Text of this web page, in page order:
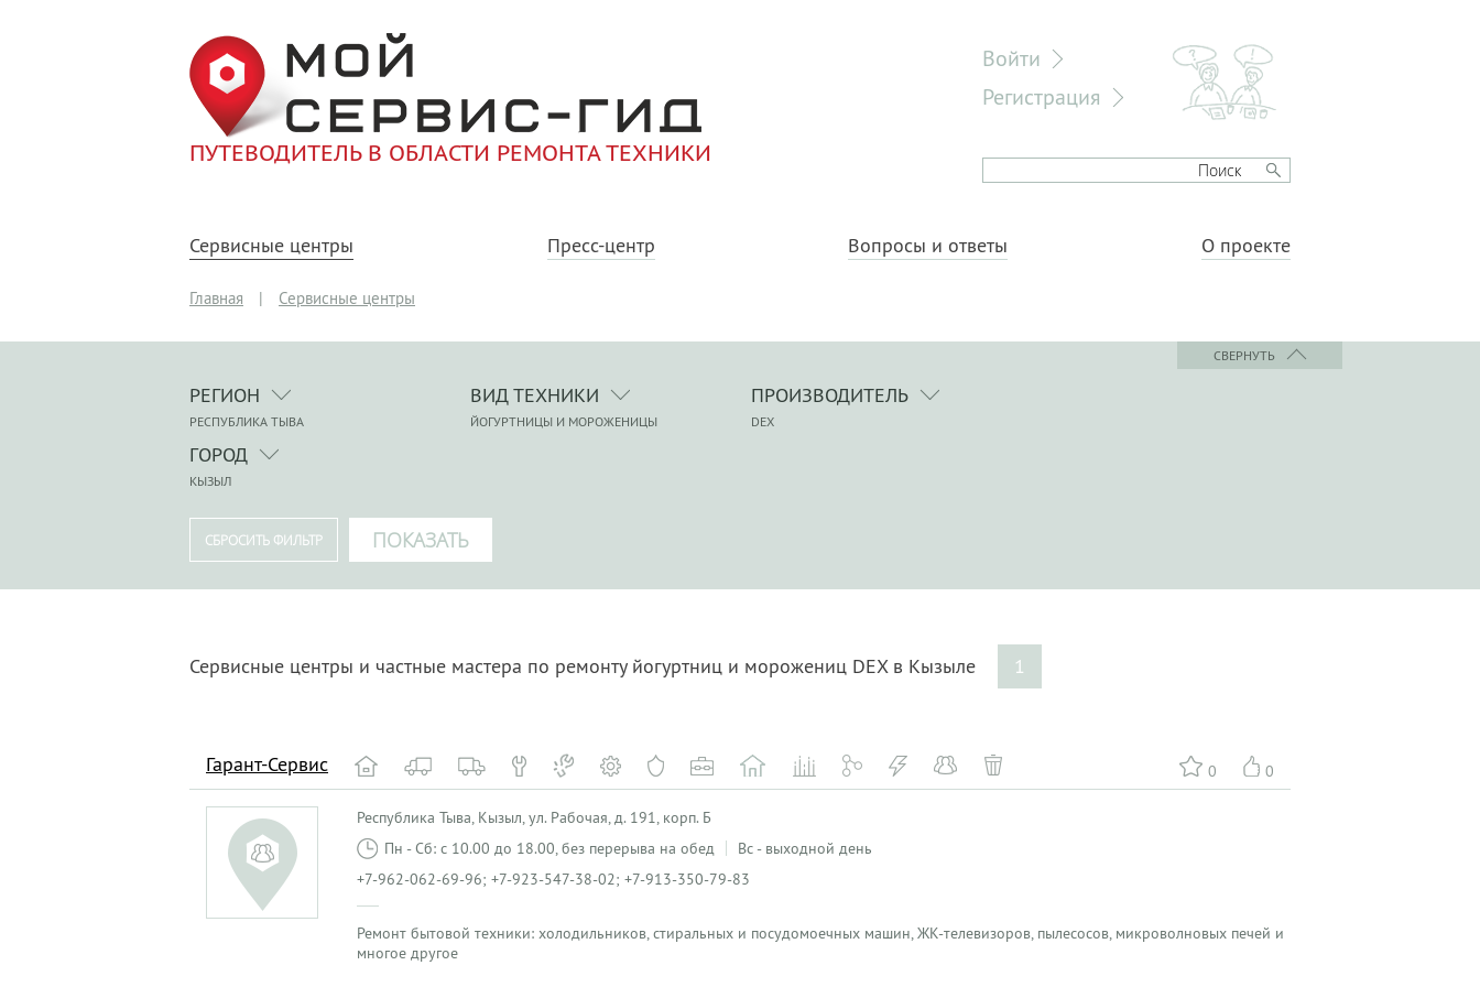
ПУТЕВОДИТЕЛЬ В ОБЛАСТИ РЕМОНТА ТЕХНИКИ
Войти
Регистрация
Сервисные центры Пресс-центр Вопросы и ответы О проекте
Главная | Сервисные центры
СВЕРНУТЬ
РЕГИОН
РЕСПУБЛИКА ТЫВА
ВИД ТЕХНИКИ
ЙОГУРТНИЦЫ И МОРОЖЕНИЦЫ
ПРОИЗВОДИТЕЛЬ
DEX
ГОРОД
КЫЗЫЛ
Сервисные центры и частные мастера по ремонту йогуртниц и морожениц DEX в Кызыле 1
0 0
Гарант-Сервис
Республика Тыва, Кызыл, ул. Рабочая, д. 191, корп. Б
Пн - Сб: с 10.00 до 18.00, без перерыва на обед
Вс - выходной день
+7-962-062-69-96; +7-923-547-38-02; +7-913-350-79-83
Ремонт бытовой техники: холодильников, стиральных и посудомоечных машин, ЖК-телевизоров, пылесосов, микроволновых печей и
многое другое